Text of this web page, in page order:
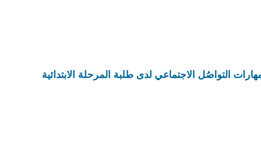
التواصُل الاجتماعي لدى طلبة المرحلة الابتدائية